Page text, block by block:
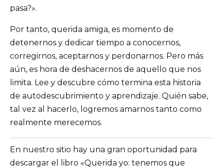
pasa?».
Por tanto, querida amiga, es momento de
detenernos y dedicar tiempo a conocernos,
corregirnos, aceptarnos y perdonarnos. Pero más
aún, es hora de deshacernos de aquello que nos
limita. Lee y descubre cómo termina esta historia
de autodescubrimiento y aprendizaje. Quién sabe,
tal vez al hacerlo, logremos amarnos tanto como
realmente merecemos.
En nuestro sitio hay una gran oportunidad para
descargar el libro «Querida yo: tenemos que